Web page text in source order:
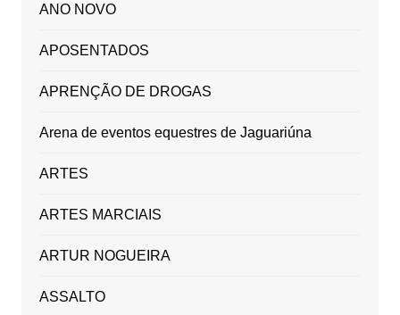
ANO NOVO
APOSENTADOS
APRENÇÃO DE DROGAS
Arena de eventos equestres de Jaguariúna
ARTES
ARTES MARCIAIS
ARTUR NOGUEIRA
ASSALTO